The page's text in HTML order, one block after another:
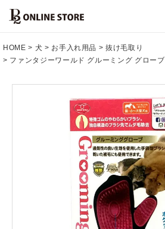
HOME 犬 お手入れ用品
抜け毛取り
ファンタジーワールド グルーミング グローブ